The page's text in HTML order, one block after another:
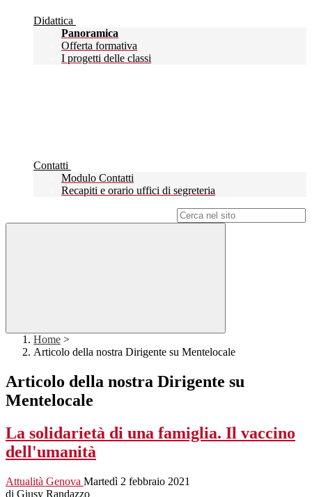
Didattica
Panoramica
Offerta formativa
I progetti delle classi
Contatti
Modulo Contatti
Recapiti e orario uffici di segreteria
Home >
Articolo della nostra Dirigente su Mentelocale
Articolo della nostra Dirigente su
Mentelocale
La solidarietà di una famiglia. Il vaccino
dell'umanità
Attualità Genova Martedì 2 febbraio 2021
di Giusy Randazzo